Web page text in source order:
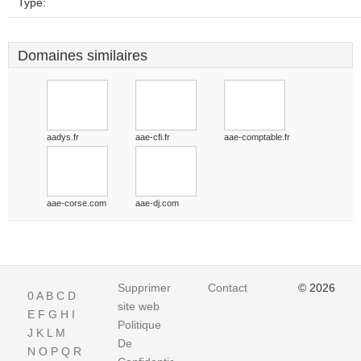
Type:
Domaines similaires
aadys.fr aae-cfi.fr aae-comptable.fr
aae-corse.com aae-dj.com
0A B C D
E F G H I
J K L M
N O P Q R
Supprimer
site web
Politique
De
Contact © 2026